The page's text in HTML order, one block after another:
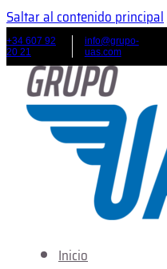
Saltar al contenido principal
+34 607 92
20 21
info@grupo-
uas.com
Inicio